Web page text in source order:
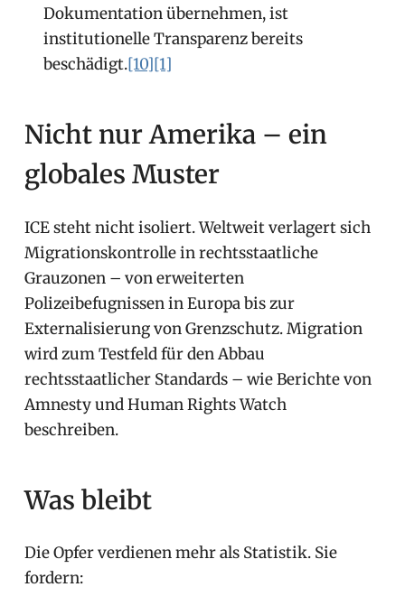
Dokumentation übernehmen, ist
institutionelle Transparenz bereits
beschädigt.[10][1]
Nicht nur Amerika – ein
globales Muster
ICE steht nicht isoliert. Weltweit verlagert sich
Migrationskontrolle in rechtsstaatliche
Grauzonen – von erweiterten
Polizeibefugnissen in Europa bis zur
Externalisierung von Grenzschutz. Migration
wird zum Testfeld für den Abbau
rechtsstaatlicher Standards – wie Berichte von
Amnesty und Human Rights Watch
beschreiben.
Was bleibt
Die Opfer verdienen mehr als Statistik. Sie
fordern: